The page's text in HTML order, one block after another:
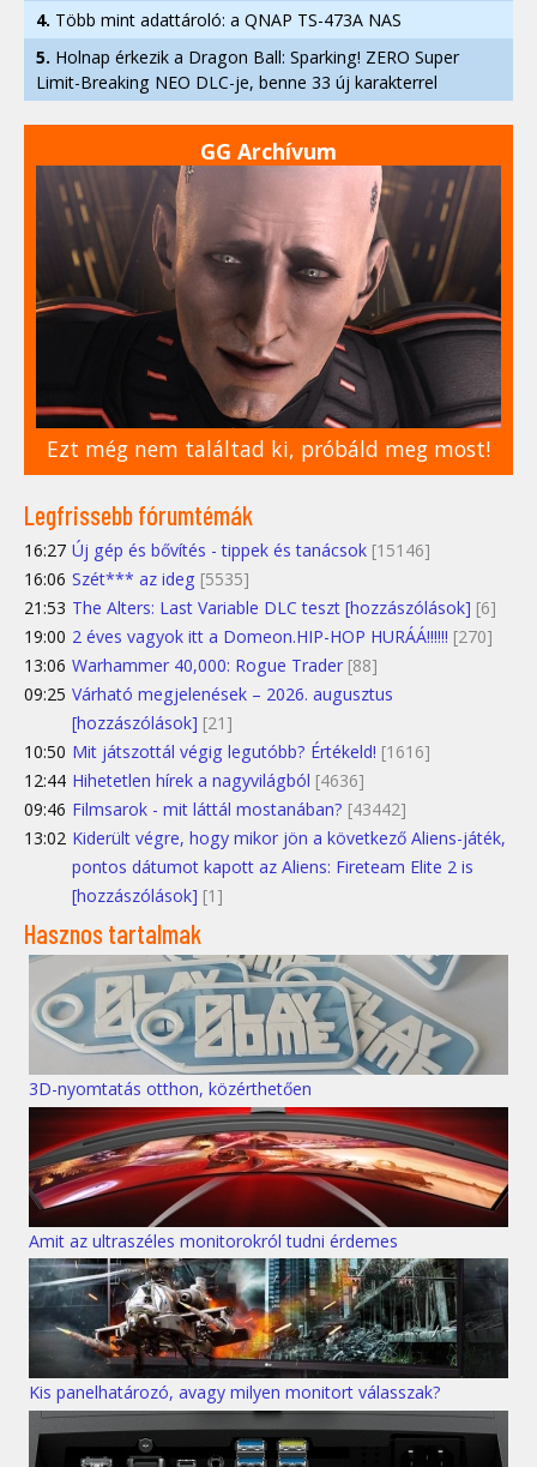
4. Több mint adattároló: a QNAP TS-473A NAS
5. Holnap érkezik a Dragon Ball: Sparking! ZERO Super
Limit-Breaking NEO DLC-je, benne 33 új karakterrel
GG Archívum
Ezt még nem találtad ki, próbáld meg most!
Legfrissebb fórumtémák
16:27 Új gép és bővítés - tippek és tanácsok [15146]
16:06 Szét*** az ideg [5535]
21:53 The Alters: Last Variable DLC teszt [hozzászólások] [6]
19:00 2 éves vagyok itt a Domeon.HIP-HOP HURÁÁ!!!!!! [270]
13:06 Warhammer 40,000: Rogue Trader [88]
09:25 Várható megjelenések – 2026. augusztus
[hozzászólások] [21]
10:50 Mit játszottál végig legutóbb? Értékeld! [1616]
12:44 Hihetetlen hírek a nagyvilágból [4636]
09:46 Filmsarok - mit láttál mostanában? [43442]
13:02 Kiderült végre, hogy mikor jön a következő Aliens-játék,
pontos dátumot kapott az Aliens: Fireteam Elite 2 is
[hozzászólások] [1]
Hasznos tartalmak
3D-nyomtatás otthon, közérthetően
Amit az ultraszéles monitorokról tudni érdemes
Kis panelhatározó, avagy milyen monitort válasszak?